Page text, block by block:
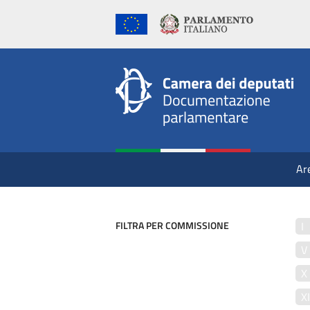
FILTRA PER COMMISSIONE